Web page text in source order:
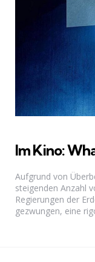
Im Kino:
Aufgrund von
steigenden Anzahl
Regierungen der
gezwungen, eine